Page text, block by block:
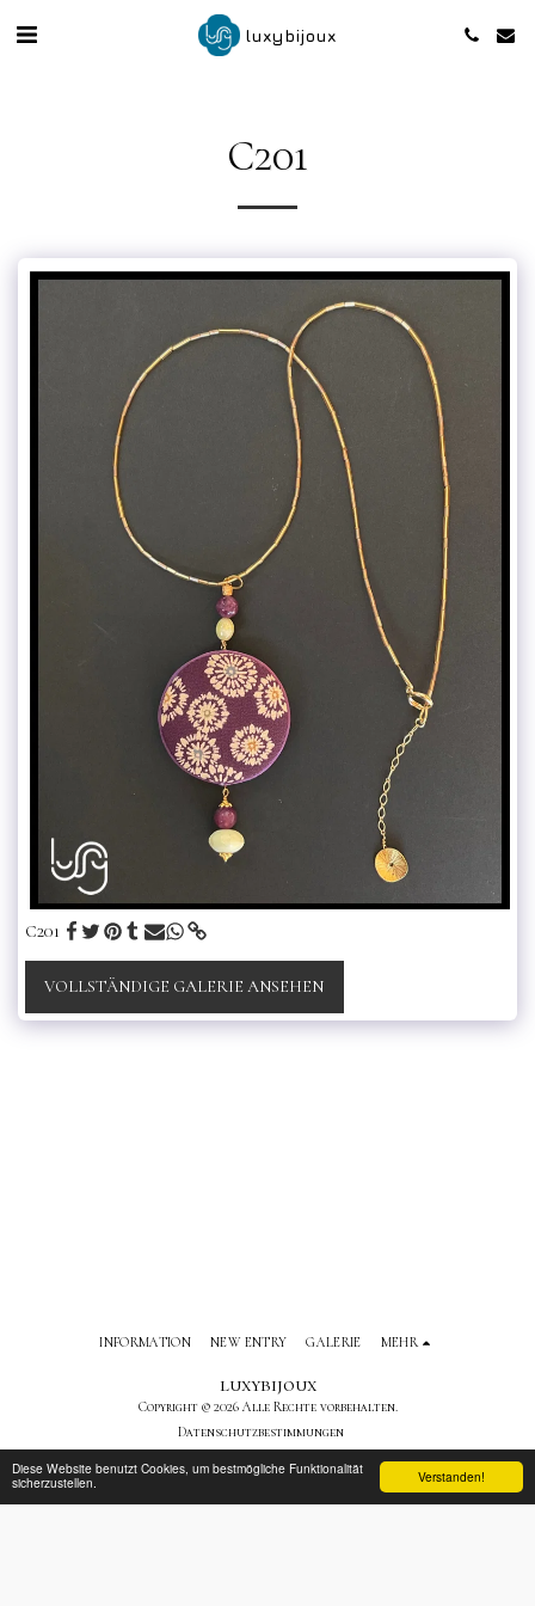
Verstanden!
Diese Website benutzt Cookies, um bestmögliche Funktionalität
sicherzustellen.
luxybijoux
C201
C201
VOLLSTÄNDIGE GALERIE ANSEHEN
luxybijoux
Copyright © 2026 Alle Rechte vorbehalten.
Datenschutzbestimmungen
INFORMATION NEW ENTRY GALERIE MEHR
ABONNIEREN